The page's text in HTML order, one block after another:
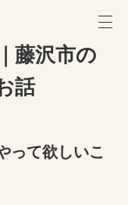
藤沢市の
話
って欲しいこ